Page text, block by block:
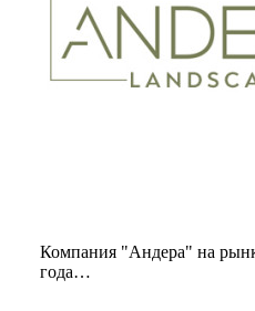
Компания "Андера" на
года